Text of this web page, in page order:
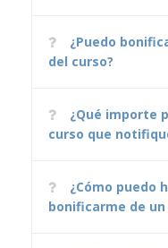
¿Puedo
del curso?
¿Qué importe
curso que
¿Cómo puedo
bonificarme de un